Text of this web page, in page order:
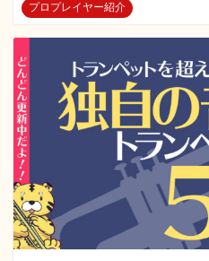
プロプレイヤー紹介